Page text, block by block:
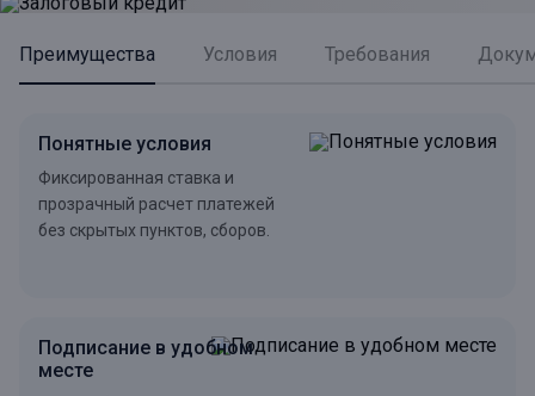
Преимущества Условия Требования
Понятные условия
Фиксированная ставка и
прозрачный расчет платежей
без скрытых пунктов, сборов.
Подписание в удобном
месте